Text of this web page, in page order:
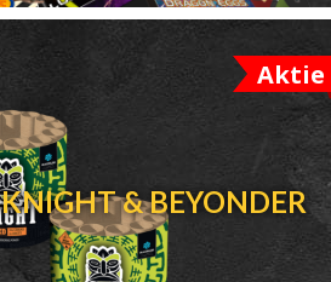
Aktie
KNIGHT & BEYONDER